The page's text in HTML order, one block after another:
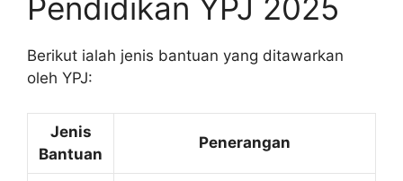
Pendidikan YPJ 2025
Berikut ialah jenis bantuan yang ditawarkan
oleh YPJ:
Jenis
Bantuan
Penerangan